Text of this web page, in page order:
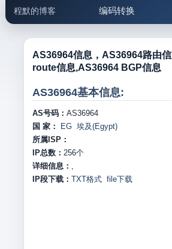
程默的博客 编码转换
邮件工具 生活便民
5.1支付宝大红包
AS36964信息，AS36964路由
route信息,AS36964 BGP信息
AS36964基本信息:
AS号码： AS36964
国 家：
EG 埃及(Egypt)
所属ISP：
IP总数： 256个
详细信息： ,
IP段下载： TXT格式 file下载